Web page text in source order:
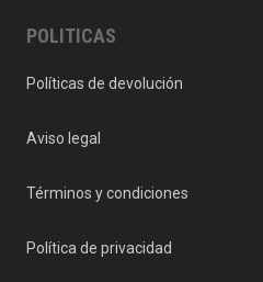
POLITICAS
Políticas de devolución
Aviso legal
Términos y condiciones
Política de privacidad